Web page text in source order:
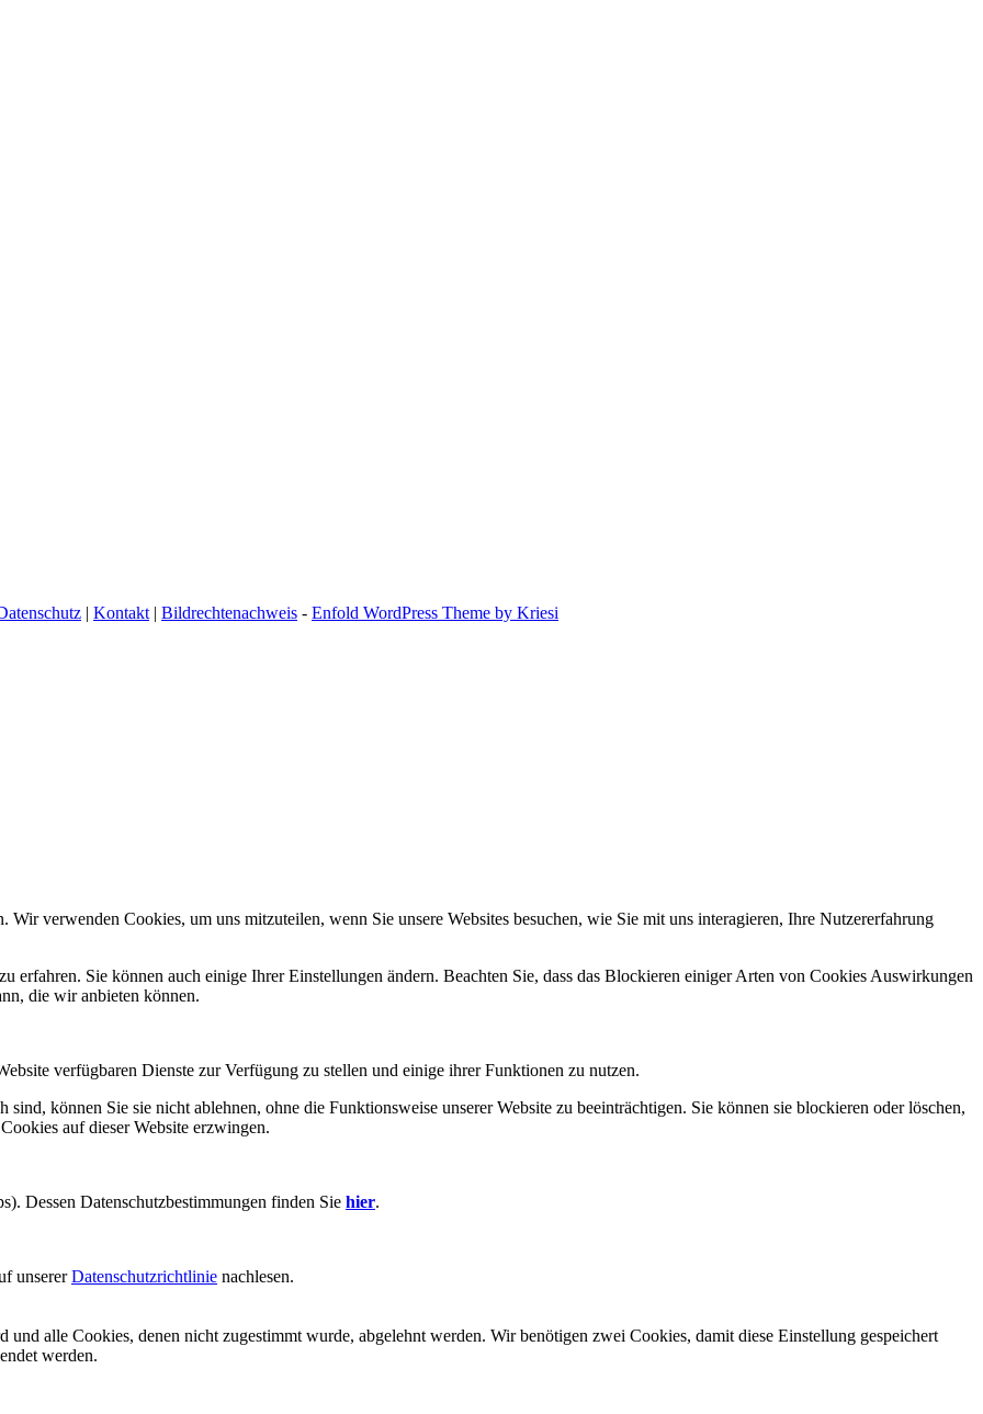
| Kontakt | Bildrechtenachweis - Enfold WordPress Theme by Kriesi
verwenden Cookies, um uns mitzuteilen, wenn Sie unsere Websites besuchen, wie Sie mit uns interagieren, Ihre Nutzererfahrung
erfahren. Sie können auch einige Ihrer Einstellungen ändern. Beachten Sie, dass das Blockieren einiger Arten von Cookies Auswirkungen
die wir anbieten können.
verfügbaren Dienste zur Verfügung zu stellen und einige ihrer Funktionen zu nutzen.
können Sie sie nicht ablehnen, ohne die Funktionsweise unserer Website zu beeinträchtigen. Sie können sie blockieren oder löschen,
auf dieser Website erzwingen.
Dessen Datenschutzbestimmungen finden Sie hier.
unsererDatenschutzrichtlinie nachlesen.
alle Cookies, denen nicht zugestimmt wurde, abgelehnt werden. Wir benötigen zwei Cookies, damit diese Einstellung gespeichert
werden.